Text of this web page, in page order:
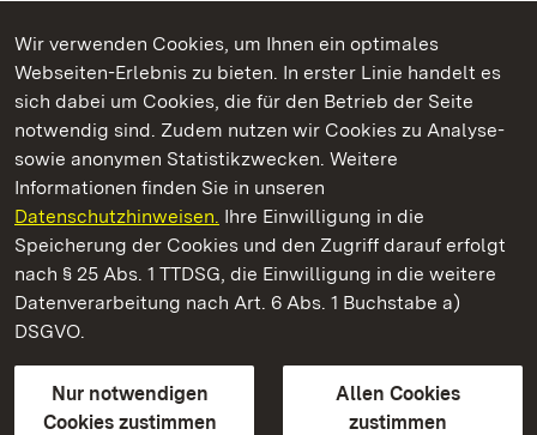
Wir verwenden Cookies, um Ihnen ein optimales
Webseiten-Erlebnis zu bieten. In erster Linie handelt es
sich dabei um Cookies, die für den Betrieb der Seite
notwendig sind. Zudem nutzen wir Cookies zu Analyse-
sowie anonymen Statistikzwecken. Weitere
Informationen finden Sie in unseren
Datenschutzhinweisen. Ihre Einwilligung in die
Speicherung der Cookies und den Zugriff darauf erfolgt
nach § 25 Abs. 1 TTDSG, die Einwilligung in die weitere
Datenverarbeitung nach Art. 6 Abs. 1 Buchstabe a)
DSGVO.
Nur notwendigen
Cookies zustimmen
Allen Cookies
zustimmen
Kommen. Staunen. Genießen.
Staatliche Schlösser und Gärten Baden‑Württemberg
Staatliche Schlösser und Gärten Baden-Württemberg
Kontakt
GebärdenspracheLeichte Sprache
Erklärung zur Barrierefreiheit
BITV-konform (geprüfte Seiten)